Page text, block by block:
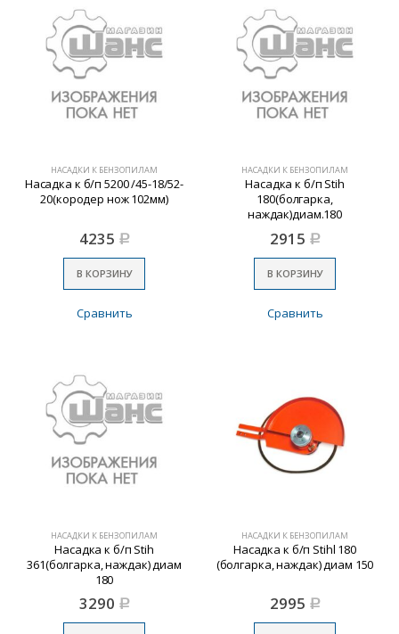
НАСАДКИ К БЕНЗОПИЛАМ
Насадка к б/п 5200 /45-18/52-
20(кородер нож 102мм)
4235 Р
В КОРЗИНУ
Сравнить
НАСАДКИ К БЕНЗОПИЛАМ
Насадка к б/п Stih
180(болгарка,
наждак)диам.180
2915 Р
В КОРЗИНУ
Сравнить
НАСАДКИ К БЕНЗОПИЛАМ
Насадка к б/п Stih
361(болгарка, наждак) диам
180
3290 Р
НАСАДКИ К БЕНЗОПИЛАМ
Насадка к б/п Stihl 180
(болгарка, наждак) диам 150
2995 Р